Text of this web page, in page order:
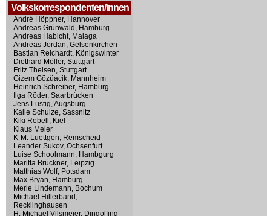
Volkskorrespondenten/innen
André Höppner, Hannover
Andreas Grünwald, Hamburg
Andreas Habicht, Malaga
Andreas Jordan, Gelsenkirchen
Bastian Reichardt, Königswinter
Diethard Möller, Stuttgart
Fritz Theisen, Stuttgart
Gizem Gözüacik, Mannheim
Heinrich Schreiber, Hamburg
Ilga Röder, Saarbrücken
Jens Lustig, Augsburg
Kalle Schulze, Sassnitz
Kiki Rebell, Kiel
Klaus Meier
K-M. Luettgen, Remscheid
Leander Sukov, Ochsenfurt
Luise Schoolmann, Hambgurg
Maritta Brückner, Leipzig
Matthias Wolf, Potsdam
Max Bryan, Hamburg
Merle Lindemann, Bochum
Michael Hillerband,
Recklinghausen
H. Michael Vilsmeier, Dingolfing